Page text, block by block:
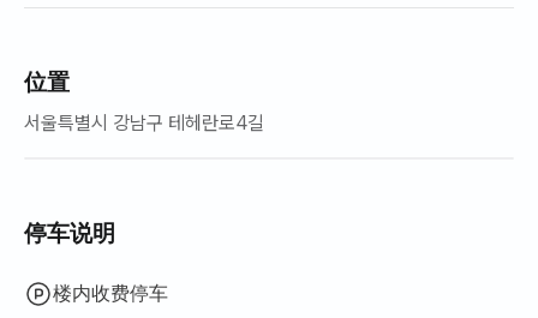
位置
서울특별시 강남구 테헤란로4길
停车说明
楼内收费停车